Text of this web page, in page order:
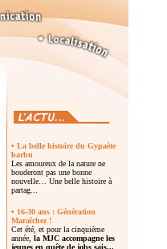
• La belle histoire du Gypaète
barbu
Les amoureux de la nature ne
bouderont pas une bonne
nouvelle… Une belle histoire à
partag...
• 16-30 ans : Génération
Maraîchez !
Cet été, et pour la cinquième
année, la MJC accompagne les
jeunes en quête de jobs sais...